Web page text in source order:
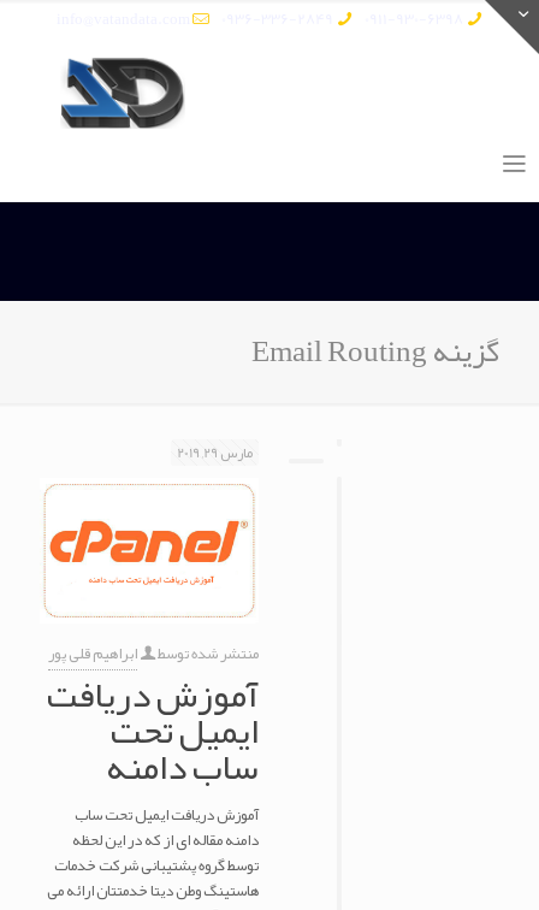
گزینه Email Routing
مارس 29, 2019
منتشر شده توسط ابراهیم قلی پور
آموزش دریافت
ایمیل تحت
ساب دامنه
آموزش دریافت ایمیل تحت ساب
دامنه مقاله ای از که در این لحظه
توسط گروه پشتیبانی شرکت خدمات
هاستینگ وطن دیتا خدمتتان ارائه می